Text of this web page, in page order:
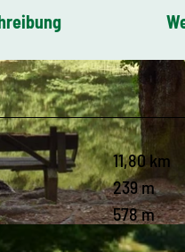
11,80 km
239 m
578 m